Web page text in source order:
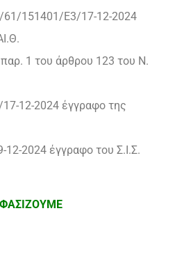
61/151401/Ε3/17-12-2024
παρ. 1 του άρθρου 123 του Ν.
12-2024 έγγραφο της
12-2024 έγγραφο του Σ.Ι.Σ.